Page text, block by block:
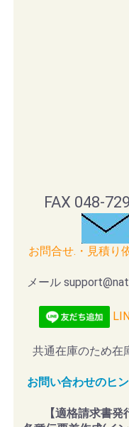
FAX 048-
お問合せ.・見積り
メール
共通在庫のため在
お問い合わせのヒ
【適格請求書発